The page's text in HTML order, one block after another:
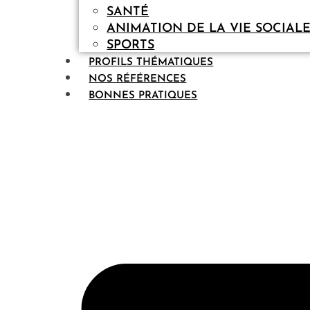
SANTÉ
ANIMATION DE LA VIE
SPORTS
PROFILS THÉMATIQUES
NOS RÉFÉRENCES
BONNES PRATIQUES